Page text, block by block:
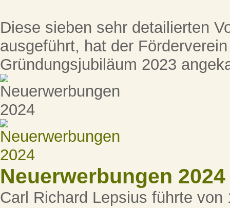
Diese sieben sehr detailierten
ausgeführt, hat der
Gründungsjubiläum 2023
Neuerwerbungen 2024
Carl Richard Lepsius führte